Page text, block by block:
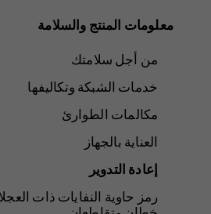
معلومات المنتج والسلامة
من أجل سلامتك
خدمات الشبكة وتكاليفها
مكالمات الطوارئ
العناية بالجهاز
إعادة التدوير
رمز حاوية النفايات ذات